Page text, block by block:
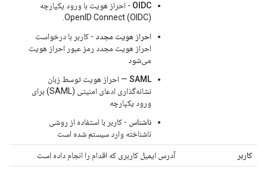
OIDC - احراز هویت با ورود یکپارچه
OpenID Connect (OIDC).
احراز هویت مجدد - کاربر با درخواست
احراز هویت مجدد رمز عبور احراز هویت
می‌شود
SAML — احراز هویت توسط زبان
نشانه‌گذاری ادعای امنیتی (SAML) برای
ورود یکپارچه
ناشناس
- کاربر با استفاده از روشی
ناشناخته وارد سیستم شده است
کاربر آدرس ایمیل کاربری که اقدام را انجام داده است